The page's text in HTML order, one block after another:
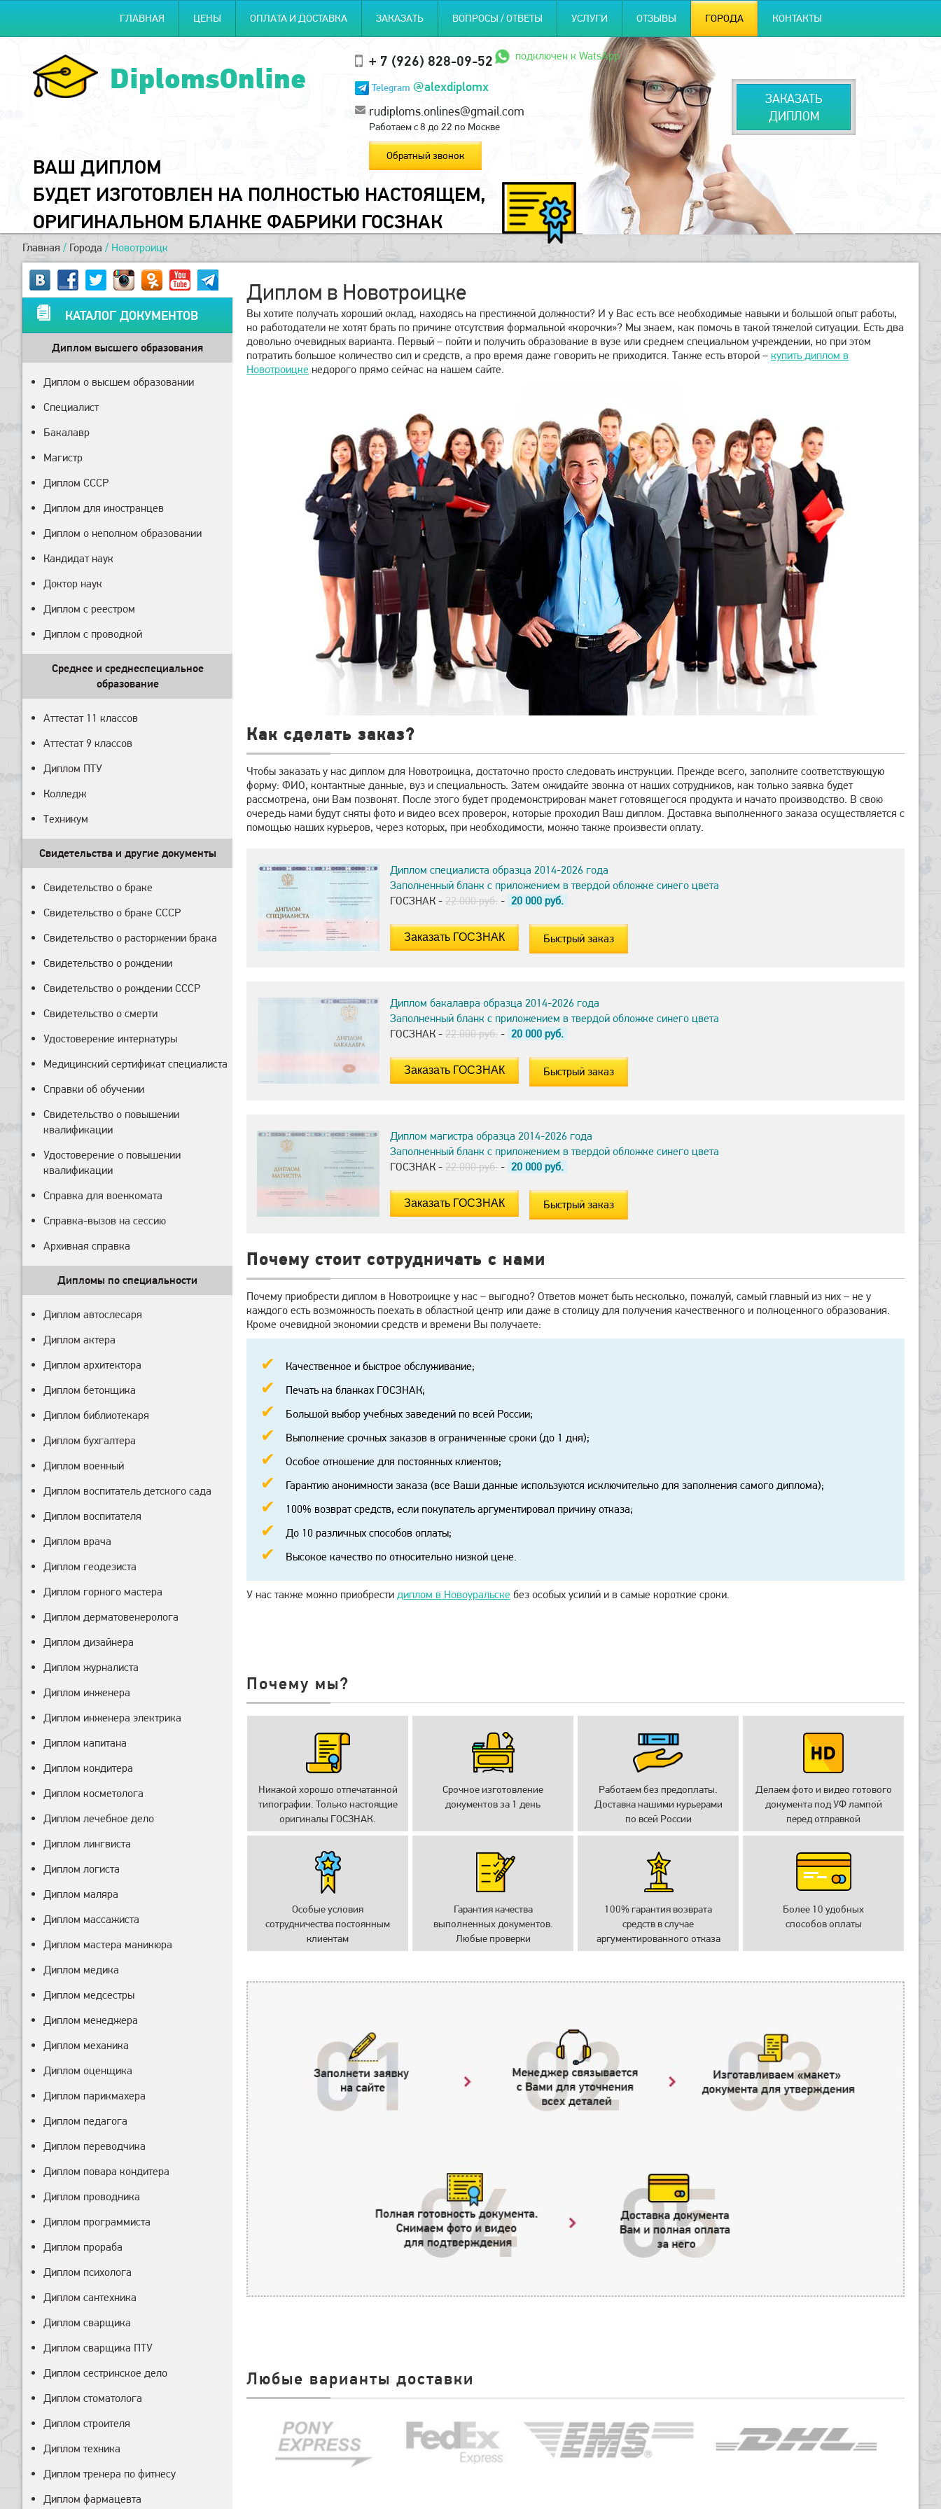
ГЛАВНАЯ ЦЕНЫ ОПЛАТА И ДОСТАВКА ЗАКАЗАТЬ ВОПРОСЫ / ОТВЕТЫ УСЛУГИ ОТЗЫВЫ ГОРОДА КОНТАКТЫ
DiplomsOnline + 7 (926) 828-09-52 подключен к WatsApp
Telegram @alexdiplomx
rudiploms.onlines@gmail.com
Работаем с 8 до 22 по Москве
Обратный звонок
ЗАКАЗАТЬ
ДИПЛОМ
ВАШ ДИПЛОМ
БУДЕТ ИЗГОТОВЛЕН НА ПОЛНОСТЬЮ НАСТОЯЩЕМ,
ОРИГИНАЛЬНОМ БЛАНКЕ ФАБРИКИ ГОСЗНАК
Главная / Города / Новотроицк
Диплом в Новотроицке
Вы хотите получать хороший оклад, находясь на престижной должности? И у Вас есть все необходимые навыки и большой опыт работы,
но работодатели не хотят брать по причине отсутствия формальной «корочки»? Мы знаем, как помочь в такой тяжелой ситуации. Есть два
довольно очевидных варианта. Первый – пойти и получить образование в вузе или среднем специальном учреждении, но при этом
потратить большое количество сил и средств, а про время даже говорить не приходится. Также есть второй – купить диплом в
Новотроицке недорого прямо сейчас на нашем сайте.
Как сделать заказ?
Чтобы заказать у нас диплом для Новотроицка, достаточно просто следовать инструкции. Прежде всего, заполните соответствующую
форму: ФИО, контактные данные, вуз и специальность. Затем ожидайте звонка от наших сотрудников, как только заявка будет
рассмотрена, они Вам позвонят. После этого будет продемонстрирован макет готовящегося продукта и начато производство. В свою
очередь нами будут сняты фото и видео всех проверок, которые проходил Ваш диплом. Доставка выполненного заказа осуществляется с
помощью наших курьеров, через которых, при необходимости, можно также произвести оплату.
Диплом специалиста образца 2014-2026 года
Заполненный бланк с приложением в твердой обложке синего цвета
ГОСЗНАК - 22.000 руб. - 20 000 руб.
Быстрый заказ
Диплом бакалавра образца 2014-2026 года
Заполненный бланк с приложением в твердой обложке синего цвета
ГОСЗНАК - 22.000 руб. - 20 000 руб.
Быстрый заказ
Диплом магистра образца 2014-2026 года
Заполненный бланк с приложением в твердой обложке синего цвета
ГОСЗНАК - 22.000 руб. - 20 000 руб.
Быстрый заказ
Почему стоит сотрудничать с нами
Почему приобрести диплом в Новотроицке у нас – выгодно? Ответов может быть несколько, пожалуй, самый главный из них – не у
каждого есть возможность поехать в областной центр или даже в столицу для получения качественного и полноценного образования.
Кроме очевидной экономии средств и времени Вы получаете:
Качественное и быстрое обслуживание;
Печать на бланках ГОСЗНАК;
Большой выбор учебных заведений по всей России;
Выполнение срочных заказов в ограниченные сроки (до 1 дня);
Особое отношение для постоянных клиентов;
Гарантию анонимности заказа (все Ваши данные используются исключительно для заполнения самого диплома);
100% возврат средств, если покупатель аргументировал причину отказа;
До 10 различных способов оплаты;
Высокое качество по относительно низкой цене.
У нас также можно приобрести диплом в Новоуральске без особых усилий и в самые короткие сроки.
Почему мы?
Никакой хорошо отпечатанной
типографии. Только настоящие
оригиналы ГОСЗНАК.
Срочное изготовление
документов за 1 день
Работаем без предоплаты.
Доставка нашими курьерами
по всей России
Делаем фото и видео готового
документа под УФ лампой
перед отправкой
Особые условия
сотрудничества постоянным
клиентам
Гарантия качества
выполненных документов.
Любые проверки
100% гарантия возврата
средств в случае
аргументированного отказа
Более 10 удобных
способов оплаты
Любые варианты доставки
КАТАЛОГ ДОКУМЕНТОВ
Диплом высшего образования
Диплом о высшем образовании
Специалист
Бакалавр
Магистр
Диплом СССР
Диплом для иностранцев
Диплом о неполном образовании
Кандидат наук
Доктор наук
Диплом с реестром
Диплом с проводкой
Среднее и среднеспециальное
образование
Аттестат 11 классов
Аттестат 9 классов
Диплом ПТУ
Колледж
Техникум
Свидетельства и другие документы
Свидетельство о браке
Свидетельство о браке СССР
Свидетельство о расторжении брака
Свидетельство о рождении
Свидетельство о рождении СССР
Свидетельство о смерти
Удостоверение интернатуры
Медицинский сертификат специалиста
Справки об обучении
Свидетельство о повышении
квалификации
Удостоверение о повышении
квалификации
Справка для военкомата
Справка-вызов на сессию
Архивная справка
Дипломы по специальности
Диплом автослесаря
Диплом актера
Диплом архитектора
Диплом бетонщика
Диплом библиотекаря
Диплом бухгалтера
Диплом военный
Диплом воспитатель детского сада
Диплом воспитателя
Диплом врача
Диплом геодезиста
Диплом горного мастера
Диплом дерматовенеролога
Диплом дизайнера
Диплом журналиста
Диплом инженера
Диплом инженера электрика
Диплом капитана
Диплом кондитера
Диплом косметолога
Диплом лечебное дело
Диплом лингвиста
Диплом логиста
Диплом маляра
Диплом массажиста
Диплом мастера маникюра
Диплом медика
Диплом медсестры
Диплом менеджера
Диплом механика
Диплом оценщика
Диплом парикмахера
Диплом педагога
Диплом переводчика
Диплом повара кондитера
Диплом проводника
Диплом программиста
Диплом прораба
Диплом психолога
Диплом сантехника
Диплом сварщика
Диплом сварщика ПТУ
Диплом сестринское дело
Диплом стоматолога
Диплом строителя
Диплом техника
Диплом тренера по фитнесу
Диплом фармацевта